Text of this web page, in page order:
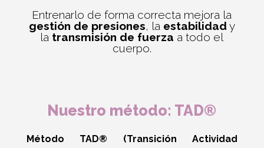
Entrenarlo de forma correcta mejora la
gestión de presiones, la estabilidad y
la transmisión de fuerza a todo el
cuerpo.
Nuestro método: TAD®
Método TAD® (Transición Actividad